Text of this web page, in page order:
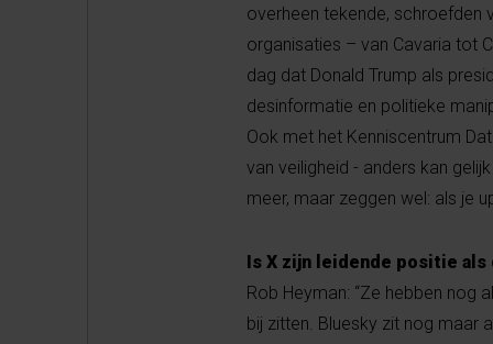
overheen tekende, schroefden
organisaties – van Cavaria tot
dag dat Donald Trump als
desinformatie en politieke
Ook met het Kenniscentrum
van veiligheid - anders kan
meer, maar zeggen wel: als je
Is X zijn leidende positie
Rob Heyman: “Ze hebben nog
bij zitten. Bluesky zit nog maar